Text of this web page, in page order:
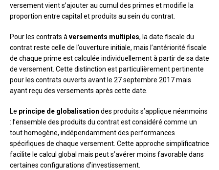
versement vient s’ajouter au cumul des primes et modifie la
proportion entre capital et produits au sein du contrat.
Pour les contrats àversements multiples, la date fiscale du
contrat reste celle de l’ouverture initiale, mais l’antériorité fiscale
de chaque prime est calculée individuellement à partir de sa date
de versement. Cette distinction est particulièrement pertinente
pour les contrats ouverts avant le 27 septembre 2017 mais
ayant reçu des versements après cette date.
Le principe de globalisation des produits s’applique néanmoins
: l’ensemble des produits du contrat est considéré comme un
tout homogène, indépendamment des performances
spécifiques de chaque versement. Cette approche simplificatrice
facilite le calcul global mais peut s’avérer moins favorable dans
certaines configurations d’investissement.